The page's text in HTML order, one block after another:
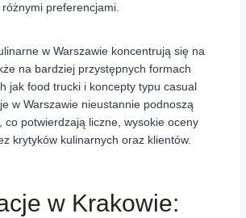
preferencjami.
w Warszawie koncentrują się na
na bardziej przystępnych formach
jak food trucki i koncepty typu casual
w Warszawie nieustannie podnoszą
co potwierdzają liczne, wysokie oceny
krytyków kulinarnych oraz klientów.
w Krakowie: